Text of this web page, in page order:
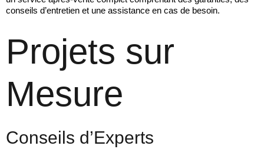
conseils d’entretien et une assistance en cas de besoin.
Projets sur
Mesure
Conseils d’Experts